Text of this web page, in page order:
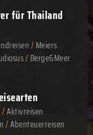
für Thailand
/Meiers
/Berge&Meer
/Aktivreisen
/Abenteuerreisen